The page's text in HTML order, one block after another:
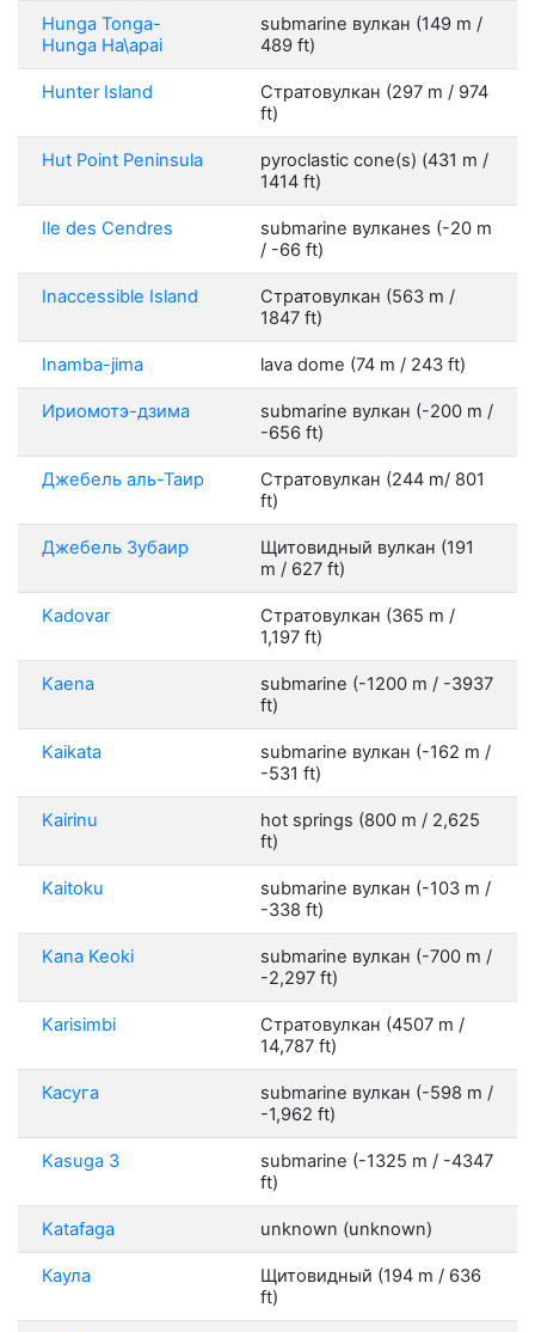
Hunga Tonga-
Hunga Ha\apai
submarine вулкан (149 m /
489 ft)
Hunter Island
Стратовулкан (297 m / 974
ft)
Hut Point Peninsula
pyroclastic cone(s) (431 m /
1414 ft)
Ile des Cendres
submarine вулканes (-20 m
/ -66 ft)
Inaccessible Island
Стратовулкан (563 m /
1847 ft)
Inamba-jima lava dome (74 m / 243 ft)
Ириомотэ-дзима
submarine вулкан (-200 m /
-656 ft)
Джебель аль-Таир
Стратовулкан (244 m/ 801
ft)
Джебель Зубаир
Щитовидный вулкан (191
m / 627 ft)
Kadovar
Стратовулкан (365 m /
1,197 ft)
Kaena
submarine (-1200 m / -3937
ft)
Kaikata
submarine вулкан (-162 m /
-531 ft)
Kairinu
hot springs (800 m / 2,625
ft)
Kaitoku
submarine вулкан (-103 m /
-338 ft)
Kana Keoki
submarine вулкан (-700 m /
-2,297 ft)
Karisimbi
Стратовулкан (4507 m /
14,787 ft)
Касуга
submarine вулкан (-598 m /
-1,962 ft)
Kasuga 3
submarine (-1325 m / -4347
ft)
Katafaga unknown (unknown)
Каула
Щитовидный (194 m / 636
ft)